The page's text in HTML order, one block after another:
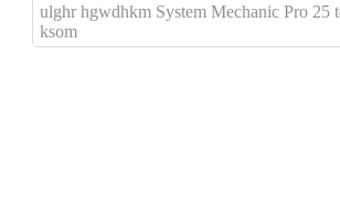
ulghr hgwdhkm System Mechanic Pro 25
ksom